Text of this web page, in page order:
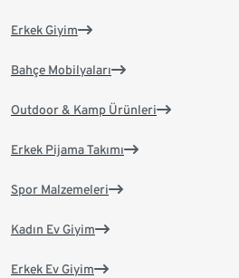
Erkek Giyim
Bahçe Mobilyaları
Outdoor & Kamp Ürünleri
Erkek Pijama Takımı
Spor Malzemeleri
Kadın Ev Giyim
Erkek Ev Giyim